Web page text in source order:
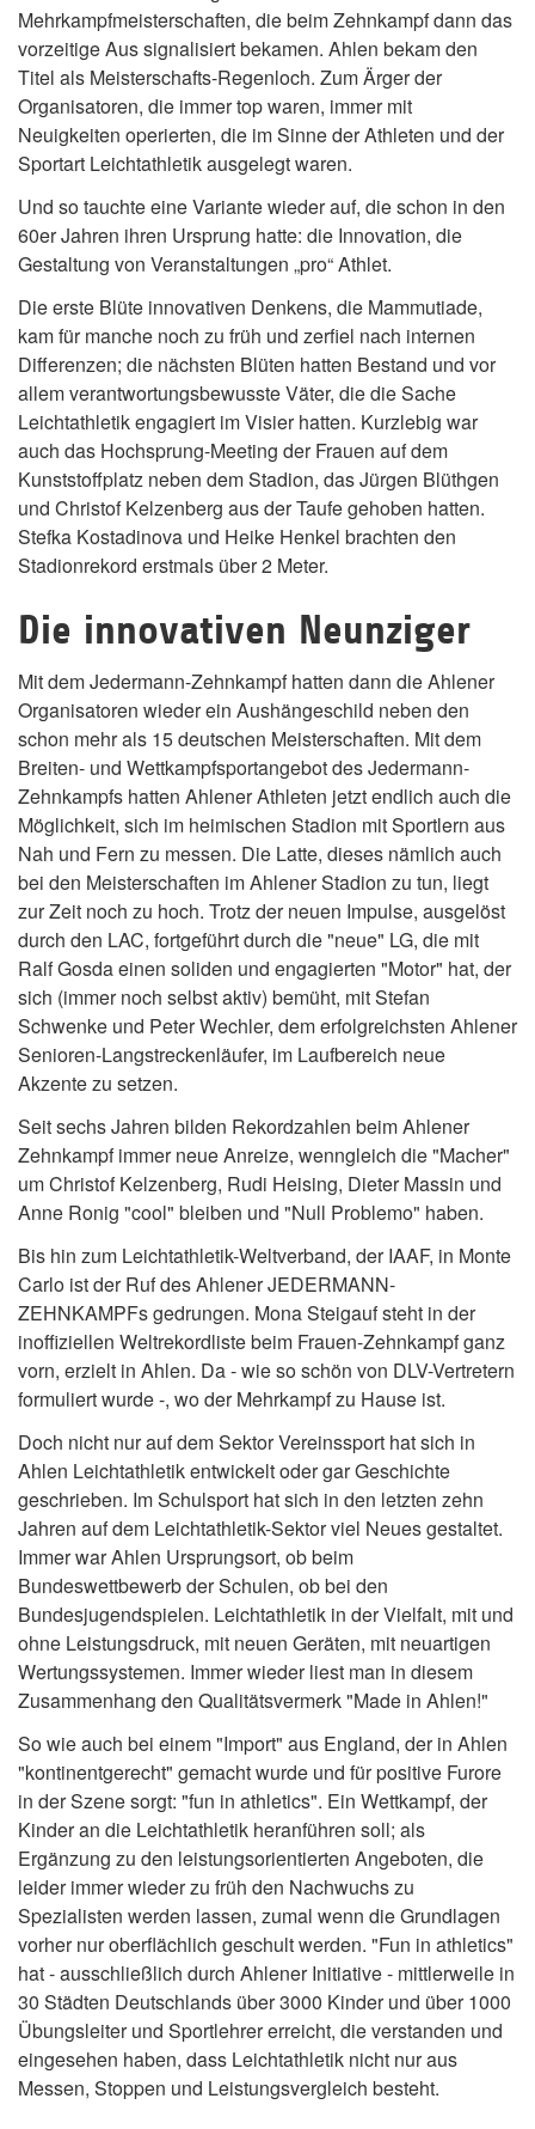
Mehrkampfmeisterschaften, die beim Zehnkampf dann das
vorzeitige Aus signalisiert bekamen. Ahlen bekam den
Titel als Meisterschafts-Regenloch. Zum Ärger der
Organisatoren, die immer top waren, immer mit
Neuigkeiten operierten, die im Sinne der Athleten und der
Sportart Leichtathletik ausgelegt waren.
Und so tauchte eine Variante wieder auf, die schon in den
60er Jahren ihren Ursprung hatte: die Innovation, die
Gestaltung von Veranstaltungen „pro“ Athlet.
Die erste Blüte innovativen Denkens, die Mammutiade,
kam für manche noch zu früh und zerfiel nach internen
Differenzen; die nächsten Blüten hatten Bestand und vor
allem verantwortungsbewusste Väter, die die Sache
Leichtathletik engagiert im Visier hatten. Kurzlebig war
auch das Hochsprung-Meeting der Frauen auf dem
Kunststoffplatz neben dem Stadion, das Jürgen Blüthgen
und Christof Kelzenberg aus der Taufe gehoben hatten.
Stefka Kostadinova und Heike Henkel brachten den
Stadionrekord erstmals über 2 Meter.
Die innovativen Neunziger
Mit dem Jedermann-Zehnkampf hatten dann die Ahlener
Organisatoren wieder ein Aushängeschild neben den
schon mehr als 15 deutschen Meisterschaften. Mit dem
Breiten- und Wettkampfsportangebot des Jedermann-
Zehnkampfs hatten Ahlener Athleten jetzt endlich auch die
Möglichkeit, sich im heimischen Stadion mit Sportlern aus
Nah und Fern zu messen. Die Latte, dieses nämlich auch
bei den Meisterschaften im Ahlener Stadion zu tun, liegt
zur Zeit noch zu hoch. Trotz der neuen Impulse, ausgelöst
durch den LAC, fortgeführt durch die "neue" LG, die mit
Ralf Gosda einen soliden und engagierten "Motor" hat, der
sich (immer noch selbst aktiv) bemüht, mit Stefan
Schwenke und Peter Wechler, dem erfolgreichsten Ahlener
Senioren-Langstreckenläufer, im Laufbereich neue
Akzente zu setzen.
Seit sechs Jahren bilden Rekordzahlen beim Ahlener
Zehnkampf immer neue Anreize, wenngleich die "Macher"
um Christof Kelzenberg, Rudi Heising, Dieter Massin und
Anne Ronig "cool" bleiben und "Null Problemo" haben.
Bis hin zum Leichtathletik-Weltverband, der IAAF, in Monte
Carlo ist der Ruf des Ahlener JEDERMANN-
ZEHNKAMPFs gedrungen. Mona Steigauf steht in der
inoffiziellen Weltrekordliste beim Frauen-Zehnkampf ganz
vorn, erzielt in Ahlen. Da - wie so schön von DLV-Vertretern
formuliert wurde -, wo der Mehrkampf zu Hause ist.
Doch nicht nur auf dem Sektor Vereinssport hat sich in
Ahlen Leichtathletik entwickelt oder gar Geschichte
geschrieben. Im Schulsport hat sich in den letzten zehn
Jahren auf dem Leichtathletik-Sektor viel Neues gestaltet.
Immer war Ahlen Ursprungsort, ob beim
Bundeswettbewerb der Schulen, ob bei den
Bundesjugendspielen. Leichtathletik in der Vielfalt, mit und
ohne Leistungsdruck, mit neuen Geräten, mit neuartigen
Wertungssystemen. Immer wieder liest man in diesem
Zusammenhang den Qualitätsvermerk "Made in Ahlen!"
So wie auch bei einem "Import" aus England, der in Ahlen
"kontinentgerecht" gemacht wurde und für positive Furore
in der Szene sorgt: "fun in athletics". Ein Wettkampf, der
Kinder an die Leichtathletik heranführen soll; als
Ergänzung zu den leistungsorientierten Angeboten, die
leider immer wieder zu früh den Nachwuchs zu
Spezialisten werden lassen, zumal wenn die Grundlagen
vorher nur oberflächlich geschult werden. "Fun in athletics"
hat - ausschließlich durch Ahlener Initiative - mittlerweile in
30 Städten Deutschlands über 3000 Kinder und über 1000
Übungsleiter und Sportlehrer erreicht, die verstanden und
eingesehen haben, dass Leichtathletik nicht nur aus
Messen, Stoppen und Leistungsvergleich besteht.